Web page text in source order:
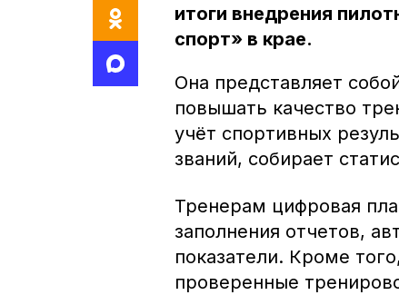
итоги внедрения
спорт» в крае.
Она представляет
повышать качество
учёт спортивных
званий, собирает
Тренерам цифровая
заполнения отчетов,
показатели. Кроме
проверенные